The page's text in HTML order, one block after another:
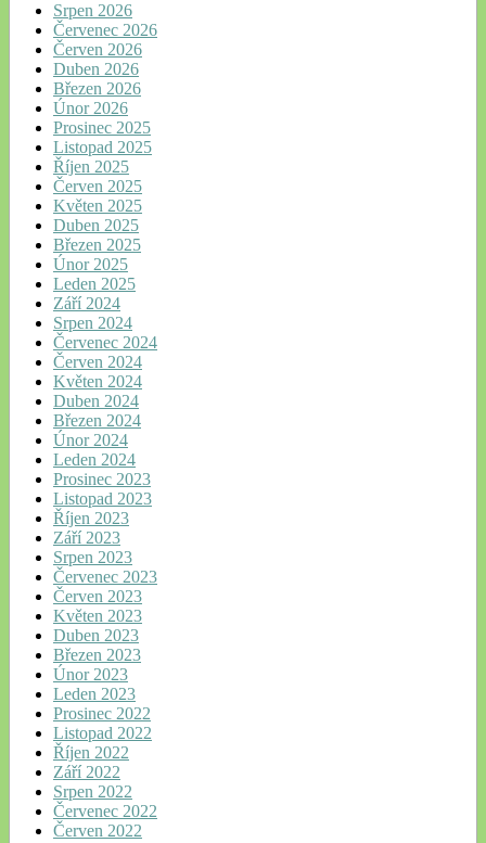
Srpen 2026
Červenec 2026
Červen 2026
Duben 2026
Březen 2026
Únor 2026
Prosinec 2025
Listopad 2025
Říjen 2025
Červen 2025
Květen 2025
Duben 2025
Březen 2025
Únor 2025
Leden 2025
Září 2024
Srpen 2024
Červenec 2024
Červen 2024
Květen 2024
Duben 2024
Březen 2024
Únor 2024
Leden 2024
Prosinec 2023
Listopad 2023
Říjen 2023
Září 2023
Srpen 2023
Červenec 2023
Červen 2023
Květen 2023
Duben 2023
Březen 2023
Únor 2023
Leden 2023
Prosinec 2022
Listopad 2022
Říjen 2022
Září 2022
Srpen 2022
Červenec 2022
Červen 2022